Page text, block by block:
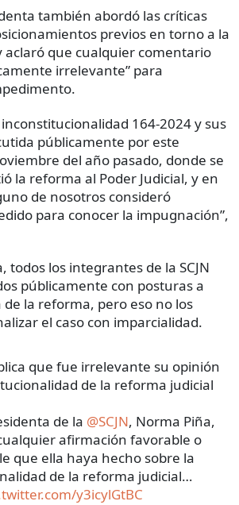
también abordó las críticas
previos en torno a la
aclaró que cualquier comentario
irrelevante” para
inconstitucionalidad 164-2024 y sus
públicamente por este
del año pasado, donde se
la reforma al Poder Judicial, y en
de nosotros consideró
para conocer la impugnación”,
todos los integrantes de la SCJN
públicamente con posturas a
la reforma, pero eso no los
el caso con imparcialidad.
que fue irrelevante su opinión
de la reforma judicial
de la @SCJN, Norma Piña,
afirmación favorable o
que ella haya hecho sobre la
de la reforma judicial…
y3icylGtBC